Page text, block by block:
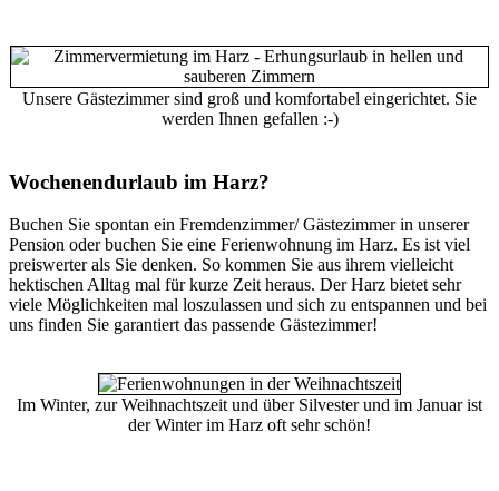
Unsere Gästezimmer sind groß und komfortabel eingerichtet. Sie
werden Ihnen gefallen :-)
Wochenendurlaub im Harz?
Buchen Sie spontan ein Fremdenzimmer/ Gästezimmer in unserer
Pension oder buchen Sie eine Ferienwohnung im Harz. Es ist viel
preiswerter als Sie denken. So kommen Sie aus ihrem vielleicht
hektischen Alltag mal für kurze Zeit heraus. Der Harz bietet sehr
viele Möglichkeiten mal loszulassen und sich zu entspannen und bei
uns finden Sie garantiert das passende Gästezimmer!
Im Winter, zur Weihnachtszeit und über Silvester und im Januar ist
der Winter im Harz oft sehr schön!